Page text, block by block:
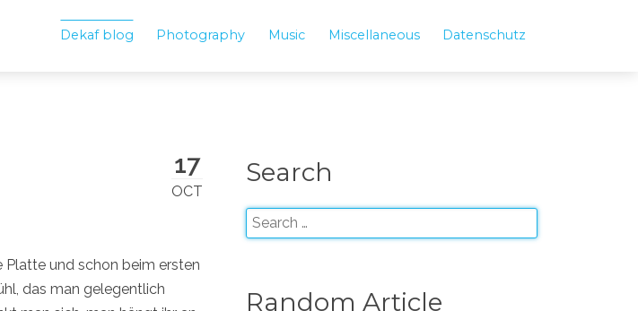
Dekaf blog Photography Music Miscellaneous Datenschutz
17
OCT
Platte und schon beim ersten
das man gelegentlich
Search
Random Article